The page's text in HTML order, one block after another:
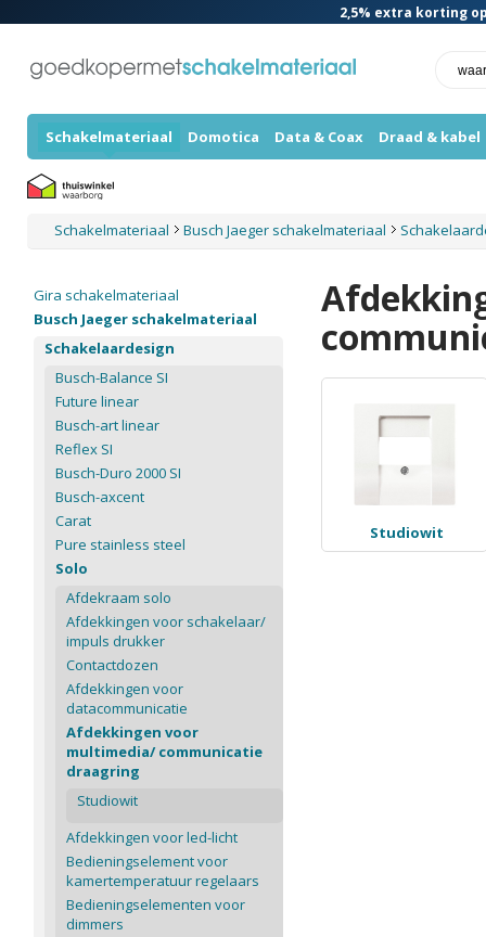
2,5% extra korting
Schakelmateriaal Domotica Data & Coax Draad & kabel
Schakelmateriaal Busch Jaeger schakelmateriaal
Studiowit
Gira schakelmateriaal
Busch Jaeger schakelmateriaal
Schakelaardesign
Busch-Balance SI
Future linear
Busch-art linear
Reflex SI
Busch-Duro 2000 SI
Busch-axcent
Carat
Pure stainless steel
Solo
Afdekraam solo
Afdekkingen voor schakelaar/
impuls drukker
Contactdozen
Afdekkingen voor
datacommunicatie
Afdekkingen voor
multimedia/ communicatie
draagring
Studiowit
Afdekkingen voor led-licht
Bedieningselement voor
kamertemperatuur regelaars
Bedieningselementen voor
dimmers